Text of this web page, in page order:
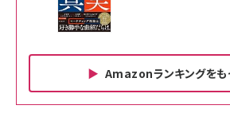
Amazonランキングをも